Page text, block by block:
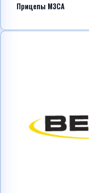
Прицепы МЗСА